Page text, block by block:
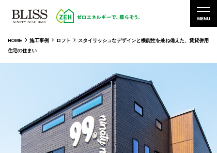
HOME 施工事例 ロフト
スタイリッシュなデザインと機能性を兼ね備えた、賃貸併用
住宅の住まい